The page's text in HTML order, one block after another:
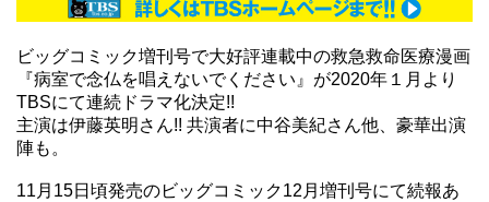
ビッグコミック増刊号で大好評連載中の救急救命医療漫画
『病室で念仏を唱えないでください 』が2020年１月より
TBSにて連続ドラマ化決定!!
主演は伊藤英明さん!! 共演者に中谷美紀さん他、豪華出演
陣も。
11月15日頃発売のビッグコミック12月増刊号にて続報あ